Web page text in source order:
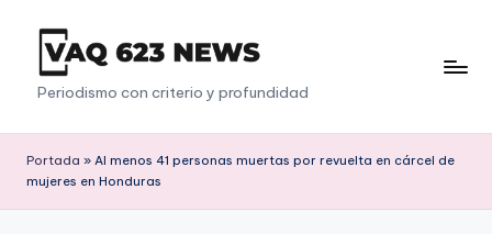
Saltar
contenido
V
a
q
6
Periodismo con criterio y profundidad
Portada » Al menos 41 personas muertas por revuelta en cárcel de
mujeres en Honduras